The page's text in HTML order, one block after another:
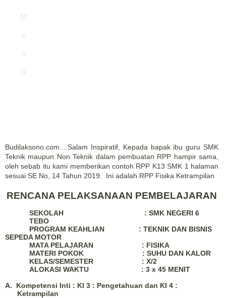
Budilaksono.com....Salam Inspiratif, Kepada bapak ibu guru SMK
Teknik maupun Non Teknik dalam pembuatan RPP hampir sama,
oleh sebab itu kami memberikan contoh RPP K13 SMK 1 halaman
sesuai SE No, 14 Tahun 2019. Ini adalah RPP Fisika Ketrampilan
RENCANA PELAKSANAAN PEMBELAJARAN
SEKOLAH : SMK NEGERI 6
TEBO
PROGRAM KEAHLIAN
: TEKNIK DAN BISNIS
SEPEDA MOTOR
MATA PELAJARAN
: FISIKA
MATERI POKOK
: SUHU DAN KALOR
KELAS/SEMESTER : X/2
ALOKASI WAKTU
: 3 x 45 MENIT
A.
Kompetensi Inti : KI 3 : Pengetahuan dan KI 4 :
Ketrampilan